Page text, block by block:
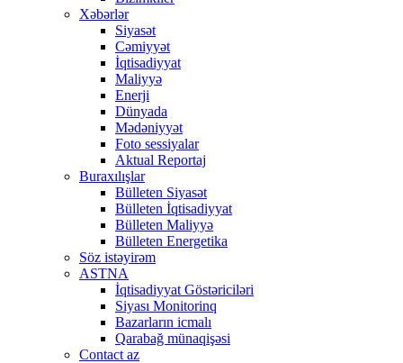
Xəbərlər
Siyasət
Cəmiyyət
İqtisadiyyat
Maliyyə
Enerji
Dünyada
Mədəniyyət
Foto sessiyalar
Aktual Reportaj
Buraxılışlar
Bülleten Siyasət
Bülleten İqtisadiyyat
Bülleten Maliyyə
Bülleten Energetika
Söz istəyirəm
ASTNA
İqtisadiyyat Göstəriciləri
Siyası Monitorinq
Bazarların icmalı
Qarabağ münaqişəsi
Contact az